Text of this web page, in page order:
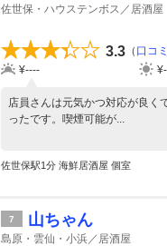
佐世保・ハウステンボス／居酒屋
3.3 （ 口コ
¥----
店員さんは元気かつ対応が良く
ったです。喫煙可能が...
佐世保駅1分 海鮮居酒屋 個室
7 山ちゃん
島原・雲仙・小浜／居酒屋